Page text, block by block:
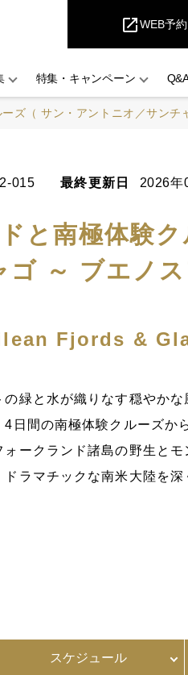
open_in_newWEB予約
特集・キャンペーン
ズ（ サン・アントニオ／サンチ
015 最終更新日 2026年
と南極体験ク
～ ブエノス
Fjords &
緑と水が織りなす穏やかな
日間の南極体験クルーズか
ークランド諸島の野生とモ
ラマチックな南米大陸を深
スケジュール